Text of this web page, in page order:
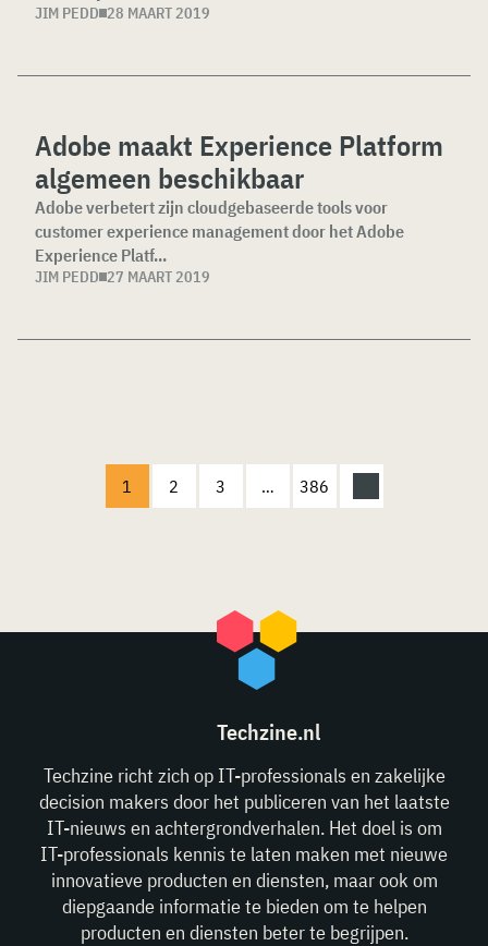
JIM PEDD 28 MAART 2019
Adobe maakt Experience Platform
algemeen beschikbaar
Adobe verbetert zijn cloudgebaseerde tools voor
customer experience management door het Adobe
Experience Platf...
JIM PEDD 27 MAART 2019
1 2 3 … 386
Techzine.nl
Techzine richt zich op IT-professionals en zakelijke
decision makers door het publiceren van het laatste
IT-nieuws en achtergrondverhalen. Het doel is om
IT-professionals kennis te laten maken met nieuwe
innovatieve producten en diensten, maar ook om
diepgaande informatie te bieden om te helpen
producten en diensten beter te begrijpen.